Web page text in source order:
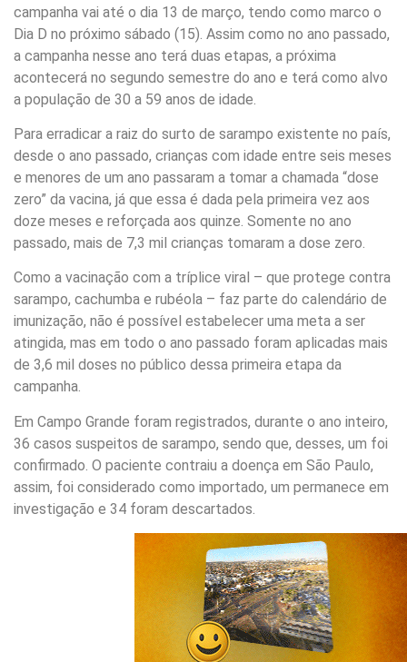
campanha vai até o dia 13 de março, tendo como marco o
Dia D no próximo sábado (15). Assim como no ano passado,
a campanha nesse ano terá duas etapas, a próxima
acontecerá no segundo semestre do ano e terá como alvo
a população de 30 a 59 anos de idade.
Para erradicar a raiz do surto de sarampo existente no país,
desde o ano passado, crianças com idade entre seis meses
e menores de um ano passaram a tomar a chamada “dose
zero” da vacina, já que essa é dada pela primeira vez aos
doze meses e reforçada aos quinze. Somente no ano
passado, mais de 7,3 mil crianças tomaram a dose zero.
Como a vacinação com a tríplice viral – que protege contra
sarampo, cachumba e rubéola – faz parte do calendário de
imunização, não é possível estabelecer uma meta a ser
atingida, mas em todo o ano passado foram aplicadas mais
de 3,6 mil doses no público dessa primeira etapa da
campanha.
Em Campo Grande foram registrados, durante o ano inteiro,
36 casos suspeitos de sarampo, sendo que, desses, um foi
confirmado. O paciente contraiu a doença em São Paulo,
assim, foi considerado como importado, um permanece em
investigação e 34 foram descartados.